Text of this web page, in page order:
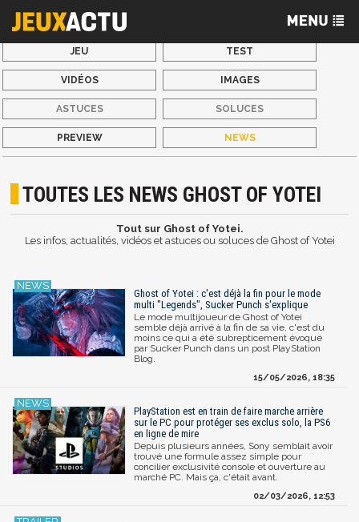
JEU TEST
VIDÉOS IMAGES
ASTUCES SOLUCES
PREVIEW NEWS
TOUTES LES NEWS GHOST OF YOTEI
Tout sur Ghost of Yotei.
Les infos, actualités, vidéos et astuces ou soluces de Ghost of Yotei
Ghost of Yotei : c'est déjà la fin pour le mode
multi "Legends", Sucker Punch s'explique
Le mode multijoueur de Ghost of Yotei
semble déjà arrivé à la fin de sa vie, c'est du
moins ce qui a été subrepticement évoqué
par Sucker Punch dans un post PlayStation
Blog.
15/05/2026, 18:35
PlayStation est en train de faire marche arrière
sur le PC pour protéger ses exclus solo, la PS6
en ligne de mire
Depuis plusieurs années, Sony semblait avoir
trouvé une formule assez simple pour
concilier exclusivité console et ouverture au
marché PC. Mais ça, c'était avant.
02/03/2026, 12:53